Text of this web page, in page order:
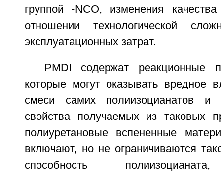
группой -NCO, изменения
отношении технологической
эксплуатационных затрат.
PMDI содержат реакционные
которые могут оказывать вредное
смеси самих полиизоцианатов
свойства получаемых из таковых
полиуретановые вспененные
включают, но не ограничиваются
способность